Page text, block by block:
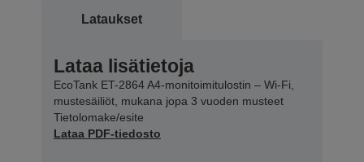
Lataukset
Lataa lisätietoja
EcoTank ET-2864 A4-monitoimitulostin – Wi-Fi,
mustesäiliöt, mukana jopa 3 vuoden musteet
Tietolomake/esite
Lataa PDF-tiedosto